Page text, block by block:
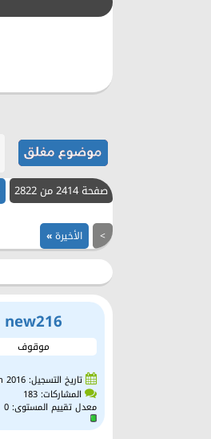
صفحة 2414 من 2822
>
الأخيرة»
new216
موقوف
تاريخ التسجيل: Jun 2016
المشاركات: 183
معدل تقييم المستوى:0